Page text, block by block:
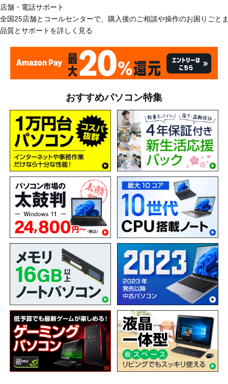
店舗・電話サポート
全国25店舗とコールセンターで、購入後のご相談や操作のお困りごと
品質とサポートを詳しく見る
おすすめパソコン特集